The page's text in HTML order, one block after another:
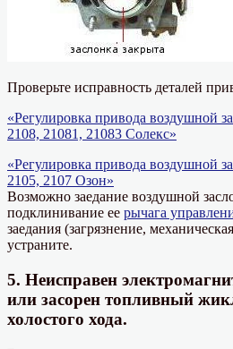
Проверьте исправность деталей
«Регулировка привода воздушной
2108, 21081, 21083 Солекс»
«Регулировка привода воздушной
2105, 2107 Озон»
Возможно заедание воздушной
подклинивание ее рычага
заедания (загрязнение,
устраните.
5. Неисправен
или засорен топливный
холостого хода.